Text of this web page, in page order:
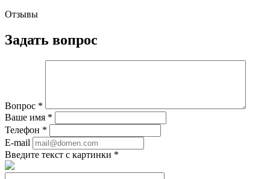
Отзывы
Задать вопрос
Вопрос *
Ваше имя *
Телефон *
E-mail
Введите текст с картинки *